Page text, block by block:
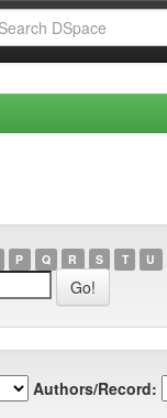
P Q R S T U
Authors/Record: